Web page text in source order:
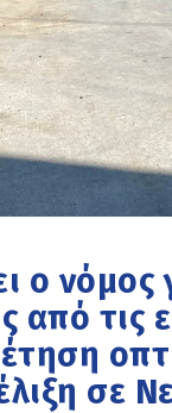
ο
τις
σε